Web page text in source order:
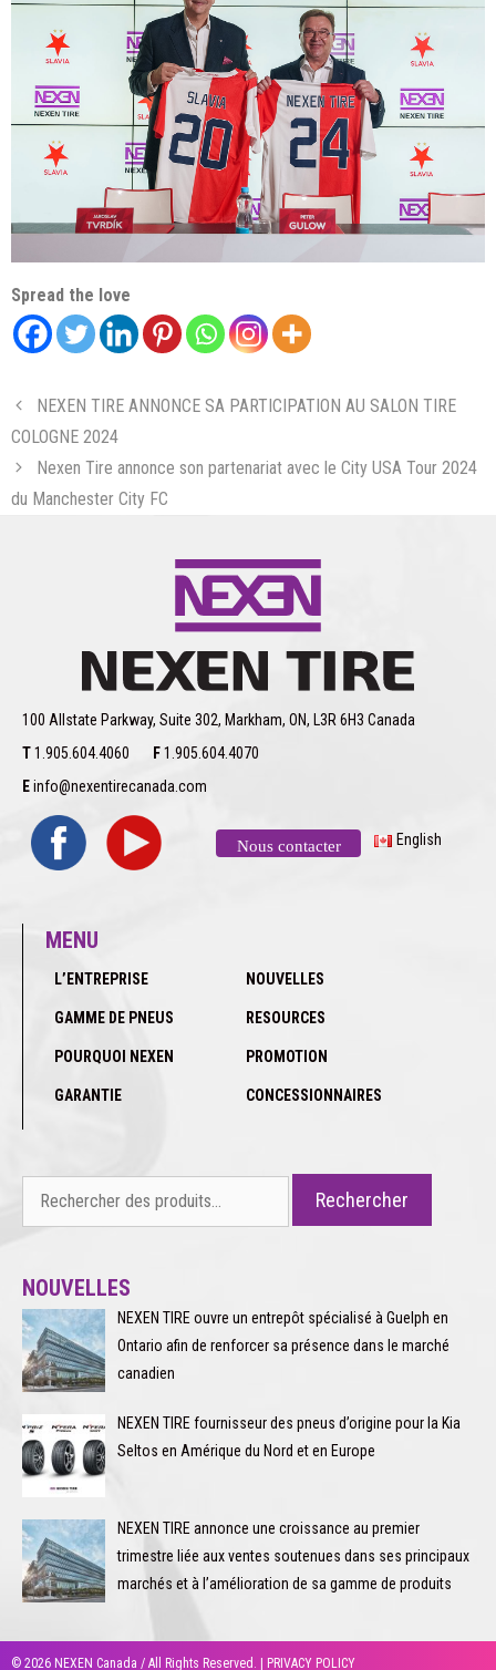
Spread the love
NEXEN TIRE ANNONCE SA PARTICIPATION AU SALON TIRE
COLOGNE 2024
Nexen Tire annonce son partenariat avec le City USA Tour 2024
du Manchester City FC
100 Allstate Parkway, Suite 302, Markham, ON, L3R 6H3 Canada
T1.905.604.4060 F1.905.604.4070
Einfo@nexentirecanada.com
Nous contacter English
MENU
L’ENTREPRISE
GAMME DE PNEUS
POURQUOI NEXEN
GARANTIE
NOUVELLES
RESOURCES
PROMOTION
CONCESSIONNAIRES
Rechercher
NOUVELLES
NEXEN TIRE ouvre un entrepôt spécialisé à Guelph en
Ontario afin de renforcer sa présence dans le marché
canadien
NEXEN TIRE fournisseur des pneus d’origine pour la Kia
Seltos en Amérique du Nord et en Europe
NEXEN TIRE annonce une croissance au premier
trimestre liée aux ventes soutenues dans ses principaux
marchés et à l’amélioration de sa gamme de produits
© 2026 NEXEN Canada / All Rights Reserved. | PRIVACY POLICY